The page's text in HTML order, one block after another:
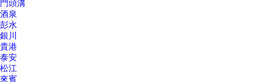
門頭溝
酒泉
彭水
銀川
貴港
泰安
松江
來賓